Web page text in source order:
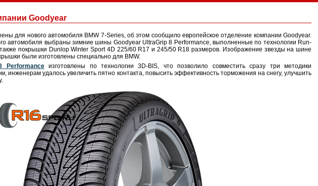
Goodyear
для нового автомобиля BMW 7-Series, об этом сообщило европейское отделение компании Goodyear.
автомобиля выбраны зимние шины Goodyear UltraGrip 8 Performance, выполненные по технологии Run-
покрышки Dunlop Winter Sport 4D 225/60 R17 и 245/50 R18 размеров. Изображение звезды на шине
были изготовлены специально для BMW.
Performanceизготовлены по технологии 3D-BIS, что позволило совместить сразу три методики
инженерам удалось увеличить пятно контакта, повысить эффективность торможения на снегу, улучшить